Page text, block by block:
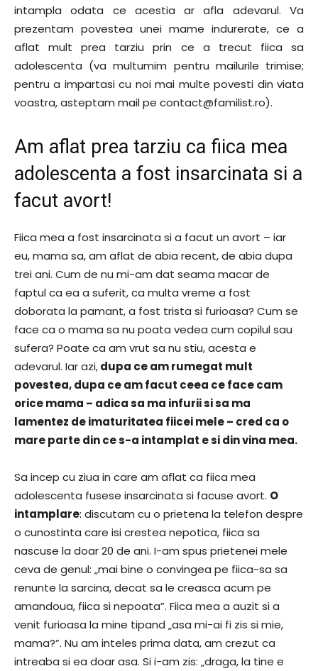
intampla odata ce acestia ar afla adevarul. Va
prezentam povestea unei mame indurerate, ce a
aflat mult prea tarziu prin ce a trecut fiica sa
adolescenta (va multumim pentru mailurile trimise;
pentru a impartasi cu noi mai multe povesti din viata
voastra, asteptam mail pe contact@familist.ro).
Am aflat prea tarziu ca fiica mea
adolescenta a fost insarcinata si a
facut avort!
Fiica mea a fost insarcinata si a facut un avort – iar
eu, mama sa, am aflat de abia recent, de abia dupa
trei ani. Cum de nu mi-am dat seama macar de
faptul ca ea a suferit, ca multa vreme a fost
doborata la pamant, a fost trista si furioasa? Cum se
face ca o mama sa nu poata vedea cum copilul sau
sufera? Poate ca am vrut sa nu stiu, acesta e
adevarul. Iar azi,dupa ce am rumegat mult
povestea, dupa ce am facut ceea ce face cam
orice mama – adica sa ma infurii si sa ma
lamentez de imaturitatea fiicei mele – cred ca o
mare parte din ce s-a intamplat e si din vina mea.
Sa incep cu ziua in care am aflat ca fiica mea
adolescenta fusese insarcinata si facuse avort. O
intamplare: discutam cu o prietena la telefon despre
o cunostinta care isi crestea nepotica, fiica sa
nascuse la doar 20 de ani. I-am spus prietenei mele
ceva de genul: „mai bine o convingea pe fiica-sa sa
renunte la sarcina, decat sa le creasca acum pe
amandoua, fiica si nepoata”. Fiica mea a auzit si a
venit furioasa la mine tipand „asa mi-ai fi zis si mie,
mama?”. Nu am inteles prima data, am crezut ca
intreaba si ea doar asa. Si i-am zis: „draga, la tine e